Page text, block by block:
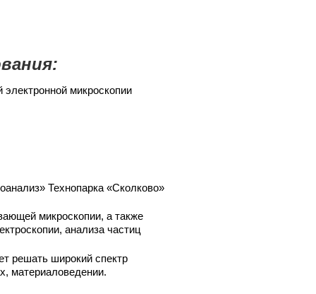
микроскопии
Технопарка «Сколково»
микроскопии, а также
анализа частиц
решать широкий спектр
материаловедении.